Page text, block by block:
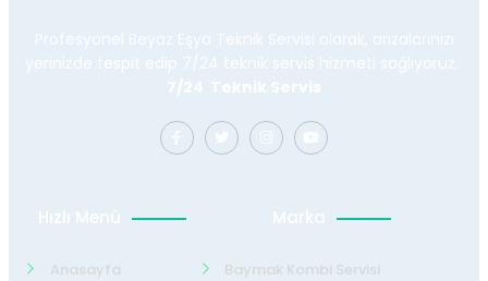
Profesyonel Beyaz Eşya Teknik Servisi olarak, arızalarınızı
yerinizde tespit edip 7/24 teknik servis hizmeti sağlıyoruz.
7/24 Teknik Servis
Hızlı Menü
Anasayfa
Marka
Baymak Kombi Servisi